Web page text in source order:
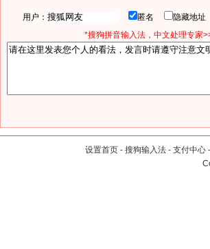
用户： 匿名 隐藏地
*搜狗拼音输入法，中文处理专家
设置首页 - 搜狗输入法 - 支付中心 -